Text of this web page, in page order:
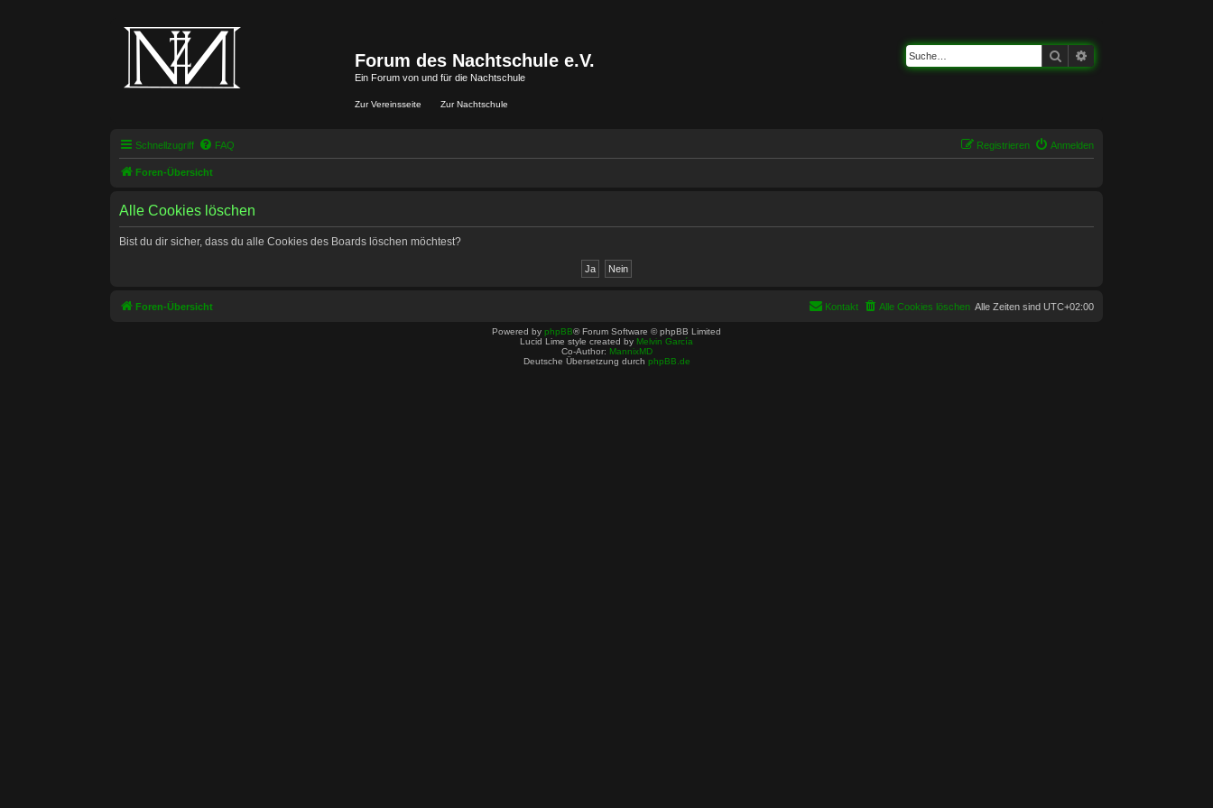
Forum des Nachtschule e.V.
Ein Forum von und für die Nachtschule
Zur Vereinsseite Zur Nachtschule
Suche
Schnellzugriff FAQ Anmelden
Registrieren
Foren-Übersicht
Alle Cookies löschen
Bist du dir sicher, dass du alle Cookies des Boards löschen möchtest?
Foren-Übersicht Alle Zeiten sind UTC+02:00
Alle Cookies löschen
Kontakt
Powered by phpBB® Forum Software © phpBB Limited
Lucid Lime style created by Melvin García
Co-Author: MannixMD
Deutsche Übersetzung durch phpBB.de